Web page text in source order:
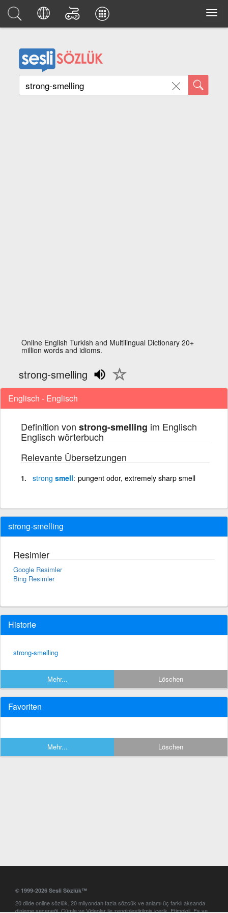
Online English Turkish and Multilingual Dictionary 20+
million words and idioms.
strong-smelling
Englisch - Englisch
Definition von strong-smelling im Englisch
Englisch wörterbuch
Relevante Übersetzungen
strong smell pungent odor, extremely sharp smell
strong-smelling
Resimler
Google Resimler
Bing Resimler
Historie
strong-smelling
Mehr... Löschen
Favoriten
Mehr... Löschen
© 1999-2026 Sesli Sözlük™
20 dilde online sözlük. 20 milyondan fazla sözcük ve anlamı üç farklı aksanda
dinleme seçeneği. Cümle ve Videolar ile zenginleştirilmiş içerik. Etimoloji, Eş ve